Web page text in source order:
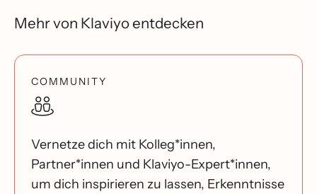
Mehr von Klaviyo entdecken
COMMUNITY
Vernetze dich mit Kolleg*innen,
Partner*innen und Klaviyo-Expert*innen,
um dich inspirieren zu lassen, Erkenntnisse